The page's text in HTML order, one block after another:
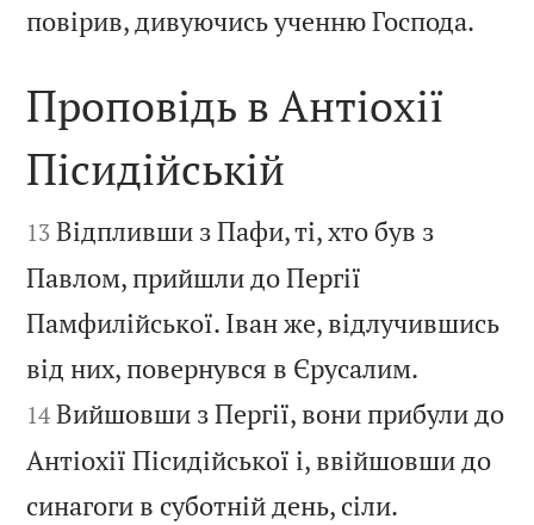
повірив, дивуючись ученню Господа.

Проповідь в Антіохії
Пісидійській

13 Відпливши з Пафи, ті, хто був з
Павлом, прийшли до Пергії
Памфилійської. Іван же, відлучившись
від них, повернувся в Єрусалим.
14 Вийшовши з Пергії, вони прибули до
Антіохії Пісидійської і, ввійшовши до
синагоги в суботній день, сіли.